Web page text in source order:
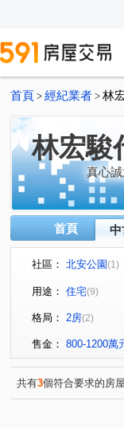
首頁 > 經紀業者 > 林
林宏駿
真心
首頁 中
社區： 北安公園(1)
長榮新城
用途： 住宅(9)
格局： 2房(2)
售金： 800-1200萬
共有3個符合要求的房屋